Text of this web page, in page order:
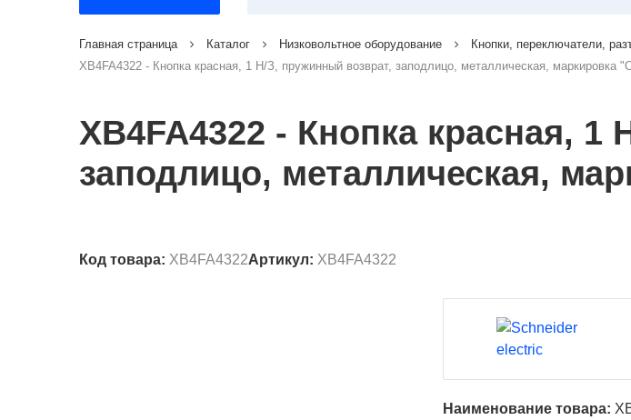
Главная страница Каталог Низковольтное оборудование Кнопки, переключатели,
XB4FA4322 - Кнопка красная, 1 Н/З, пружинный возврат, заподлицо, металлическая, маркировка
XB4FA4322 - Кнопка красная,
заподлицо, металлическая,
Код товара: XB4FA4322Артикул: XB4FA4322
Наименование товара: